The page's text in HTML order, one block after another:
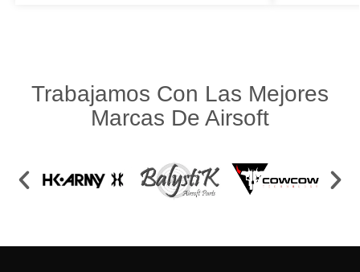
Trabajamos Con Las Mejores
Marcas De Airsoft